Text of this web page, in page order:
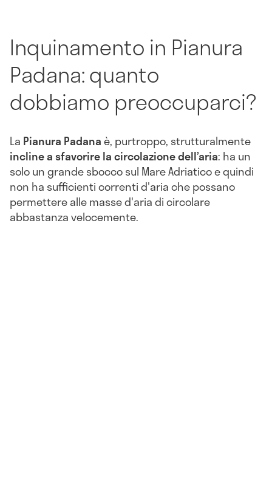
Inquinamento in Pianura
Padana: quanto
dobbiamo preoccuparci?
La Pianura Padanaè, purtroppo, strutturalmente
incline a sfavorire la circolazione dell’aria: ha un
solo un grande sbocco sul Mare Adriatico e quindi
non ha sufficienti correnti d'aria che possano
permettere alle masse d'aria di circolare
abbastanza velocemente.